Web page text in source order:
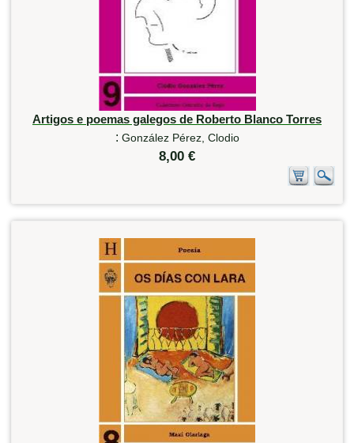
Artigos e poemas galegos de Roberto Blanco Torres
: González Pérez, Clodio
8,00 €